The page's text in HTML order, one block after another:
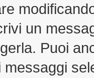
un
Puoi